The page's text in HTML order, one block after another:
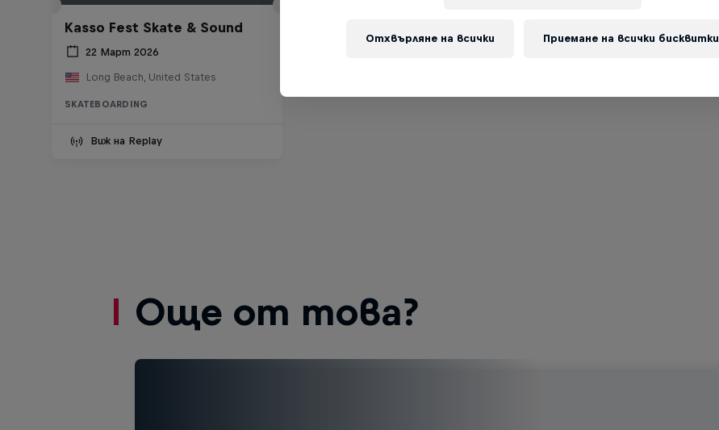
Kasso Fest Skate & Sound
22 Март 2026
Long Beach, United States
SKATEBOARDING
Виж на Replay
Още от това?
Отхвърляне на всички Приемане на всички бисквитки